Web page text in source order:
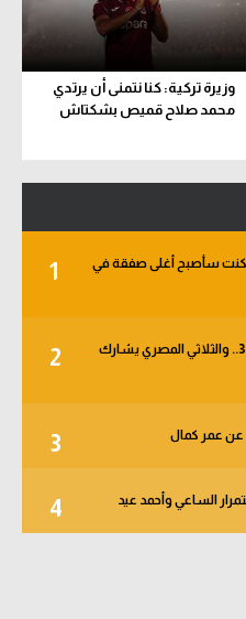
وزيرة تركية: كنا نتمنى أن يرتدي
محمد صلاح قميص بشكتاش
1
وكنت سأصبح أغلى صفقة في
2
خبر في الجول - الأهلي يبدأ من دور الـ 32.. والثلاثي المصري يشارك
3 عن عمر كمال
4 الساعي وأحمد عيد